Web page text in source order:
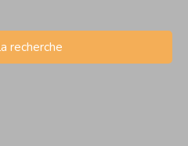
recherche